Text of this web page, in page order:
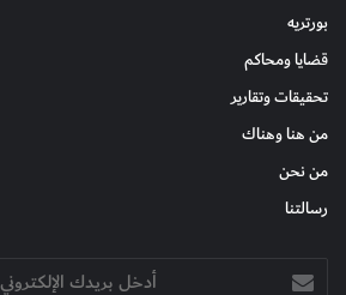
بورتريه
قضايا ومحاكم
تحقيقات وتقارير
من هنا وهناك
من نحن
رسالتنا
أدخل